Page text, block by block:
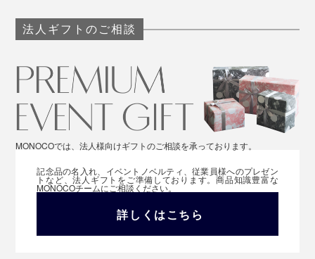
法人ギフトのご相談
MONOCOでは、法人様向けギフトのご相談を承っております。
記念品の名入れ、イベントノベルティ、従業員様へのプレゼン
トなど、法人ギフトをご準備しております。商品知識豊富な
MONOCOチームにご相談ください。
詳しくはこちら